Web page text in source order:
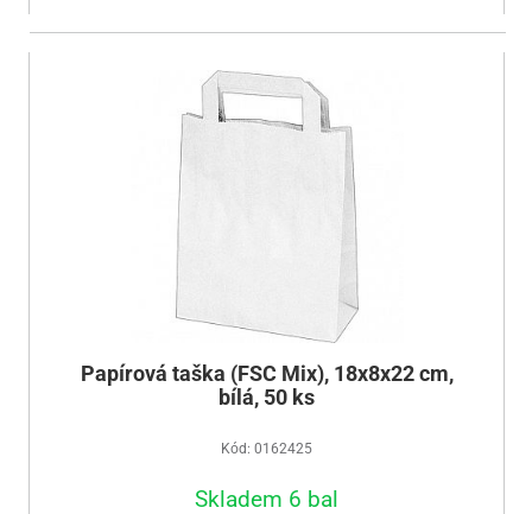
Papírová taška (FSC Mix), 18x8x22 cm,
bílá, 50 ks
Kód: 0162425
Skladem 6 bal